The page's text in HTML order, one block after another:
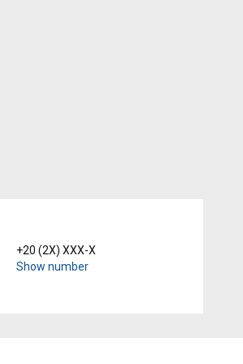
+20 (2X) XXX-X
Show number